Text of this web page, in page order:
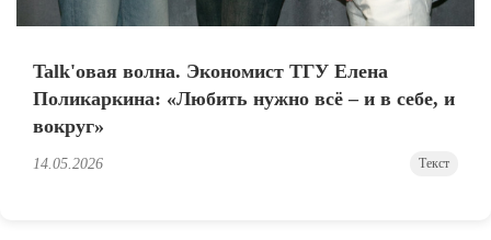
Talk'овая волна. Экономист ТГУ Елена
Поликаркина: «Любить нужно всё – и в себе, и
вокруг»
14.05.2026 Текст